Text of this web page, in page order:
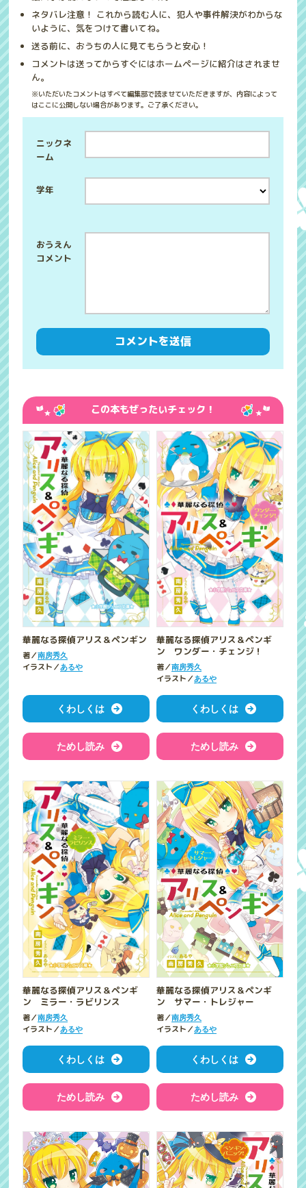
ネタバレ注意！ これから読む人に、犯人や事件解決がわからな
いように、気をつけて書いてね。
送る前に、おうちの人に見てもらうと安心！
コメントは送ってからすぐにはホームページに紹介はされませ
ん。
※いただいたコメントはすべて編集部で読ませていただきますが、内容によって
はここに公開しない場合があります。ご了承ください。
学年
ニックネ
ーム
この本もぜったいチェック！
華麗なる探偵アリス＆ペンギン
著／南房秀久
イラスト／あるや
くわしくは
ためし読み
華麗なる探偵アリス＆ペンギ
ン ワンダー・チェンジ！
著／南房秀久
イラスト／あるや
くわしくは
ためし読み
華麗なる探偵アリス＆ペンギ
ン ミラー・ラビリンス
著／南房秀久
イラスト／あるや
くわしくは
ためし読み
華麗なる探偵アリス＆ペンギ
ン サマー・トレジャー
著／南房秀久
イラスト／あるや
くわしくは
ためし読み